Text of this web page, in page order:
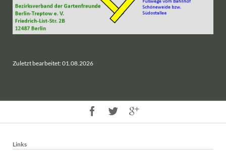
Zuletzt bearbeitet: 01.08.2026
Links